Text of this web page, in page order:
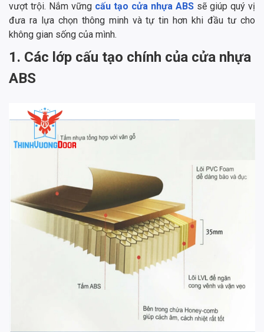
vượt trội. Nắm vững cấu tạo cửa nhựa ABS sẽ giúp quý vị
đưa ra lựa chọn thông minh và tự tin hơn khi đầu tư cho
không gian sống của mình.
1. Các lớp cấu tạo chính của cửa nhựa
ABS